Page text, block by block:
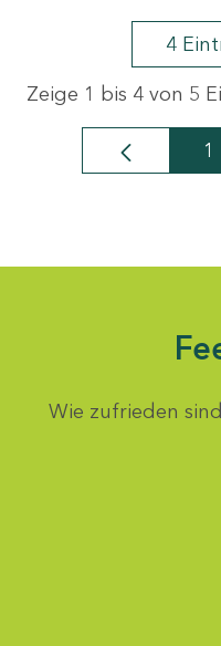
4
Zeige 1 bis 4 von 5
1
Wie zufrieden